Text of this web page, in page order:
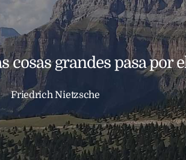
cosas grandes pasa por
Friedrich Nietzsche